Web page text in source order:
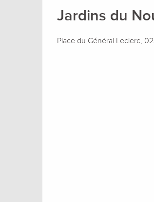
Jardins du
Place du Général Leclerc,